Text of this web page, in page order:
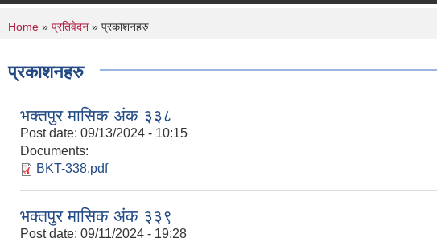
You are here
Home » प्रतिवेदन » प्रकाशनहरु
प्रकाशनहरु
भक्तपुर मासिक अंक ३३८
Post date: 09/13/2024 - 10:15
Documents:
BKT-338.pdf
भक्तपुर मासिक अंक ३३९
Post date: 09/11/2024 - 19:28